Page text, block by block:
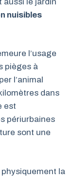
nuisibles
l’usage
pièges à
l’animal
dans
est
périurbaines
sont une
la